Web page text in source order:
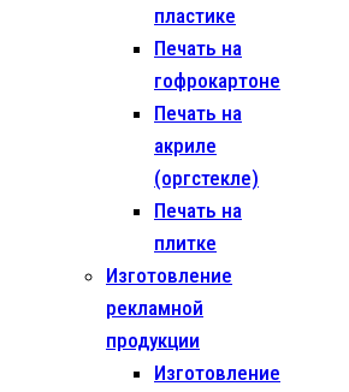
пластике
Печать на
гофрокартоне
Печать на
акриле
(оргстекле)
Печать на
плитке
Изготовление
рекламной
продукции
Изготовление